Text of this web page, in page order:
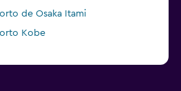
de Osaka Itami
Kobe